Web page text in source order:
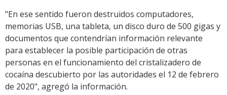
"En ese sentido fueron destruidos computadores,
memorias USB, una tableta, un disco duro de 500 gigas y
documentos que contendrían información relevante
para establecer la posible participación de otras
personas en el funcionamiento del cristalizadero de
cocaína descubierto por las autoridades el 12 de febrero
de 2020", agregó la información.